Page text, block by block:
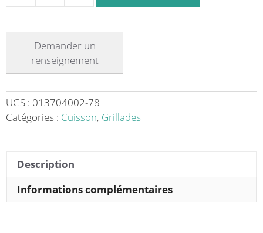
à
gaz
avec
Ligne
700
Longueur
1300
UGS : 013704002-78
Catégories : Cuisson, Grillades
Description
Informations complémentaires